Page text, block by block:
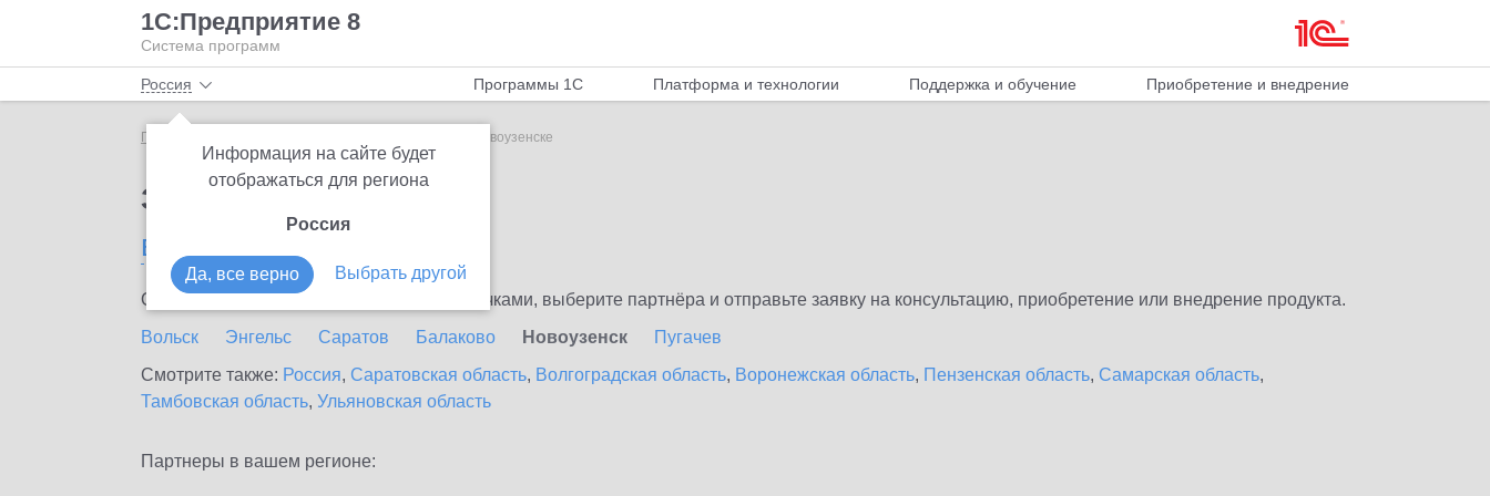
1С:Предприятие 8
Система программ
Россия
Информация на сайте будет
отображаться для региона
Россия
Да, все верно Выбрать другой
Программы 1С Платформа и технологии Поддержка и обучение Приобретение и внедрение
Главная 1C-Store в Новоузенске
Заказать 1C-Store
в Новоузенске
Ознакомьтесь с информационными карточками, выберите партнёра и отправьте заявку на консультацию, приобретение или внедрение продукта.
Вольск
Энгельс Саратов Балаково Новоузенск
Пугачев
Смотрите также: Россия, Саратовская область, Волгоградская область, Воронежская область, Пензенская область, Самарская область,
Тамбовская область, Ульяновская область
Партнеры в вашем регионе: